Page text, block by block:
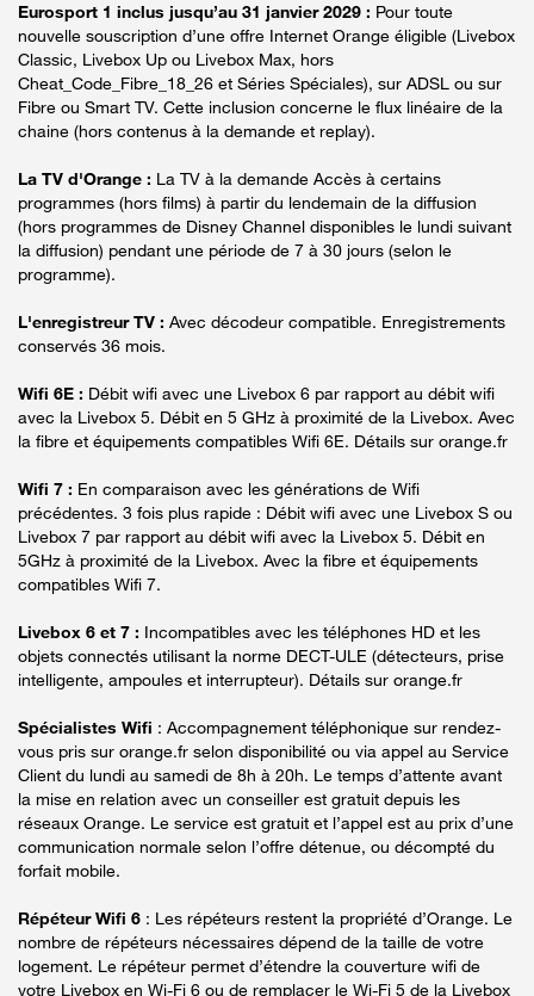
Eurosport 1 inclus jusqu’au 31 janvier 2029 : Pour toute
nouvelle souscription d’une offre Internet Orange éligible (Livebox
Classic, Livebox Up ou Livebox Max, hors
Cheat_Code_Fibre_18_26 et Séries Spéciales), sur ADSL ou sur
Fibre ou Smart TV. Cette inclusion concerne le flux linéaire de la
chaine (hors contenus à la demande et replay).
La TV d'Orange : La TV à la demande Accès à certains
programmes (hors films) à partir du lendemain de la diffusion
(hors programmes de Disney Channel disponibles le lundi suivant
la diffusion) pendant une période de 7 à 30 jours (selon le
programme).
L'enregistreur TV : Avec décodeur compatible. Enregistrements
conservés 36 mois.
Wifi 6E : Débit wifi avec une Livebox 6 par rapport au débit wifi
avec la Livebox 5. Débit en 5 GHz à proximité de la Livebox. Avec
la fibre et équipements compatibles Wifi 6E. Détails sur orange.fr
Wifi 7 : En comparaison avec les générations de Wifi
précédentes. 3 fois plus rapide : Débit wifi avec une Livebox S ou
Livebox 7 par rapport au débit wifi avec la Livebox 5. Débit en
5GHz à proximité de la Livebox. Avec la fibre et équipements
compatibles Wifi 7.
Livebox 6 et 7 : Incompatibles avec les téléphones HD et les
objets connectés utilisant la norme DECT-ULE (détecteurs, prise
intelligente, ampoules et interrupteur). Détails sur orange.fr
Spécialistes Wifi : Accompagnement téléphonique sur rendez-
vous pris sur orange.fr selon disponibilité ou via appel au Service
Client du lundi au samedi de 8h à 20h. Le temps d’attente avant
la mise en relation avec un conseiller est gratuit depuis les
réseaux Orange. Le service est gratuit et l’appel est au prix d’une
communication normale selon l’offre détenue, ou décompté du
forfait mobile.
Répéteur Wifi 6 : Les répéteurs restent la propriété d’Orange. Le
nombre de répéteurs nécessaires dépend de la taille de votre
logement. Le répéteur permet d’étendre la couverture wifi de
votre Livebox en Wi-Fi 6 ou de remplacer le Wi-Fi 5 de la Livebox